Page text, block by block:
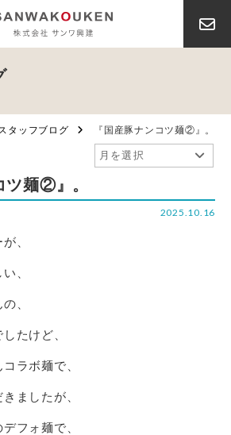
タッフブログ 『国産豚ナンコツ麺②』。
ツ麺②』。
2025.10.16
、
、
、
たけど、
ラボ麺で、
ましたが、
フォ麺で、